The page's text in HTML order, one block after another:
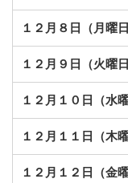
１２月８日（月曜日
１２月９日（火曜日
１２月１０日（水曜
１２月１１日（木曜
１２月１２日（金曜